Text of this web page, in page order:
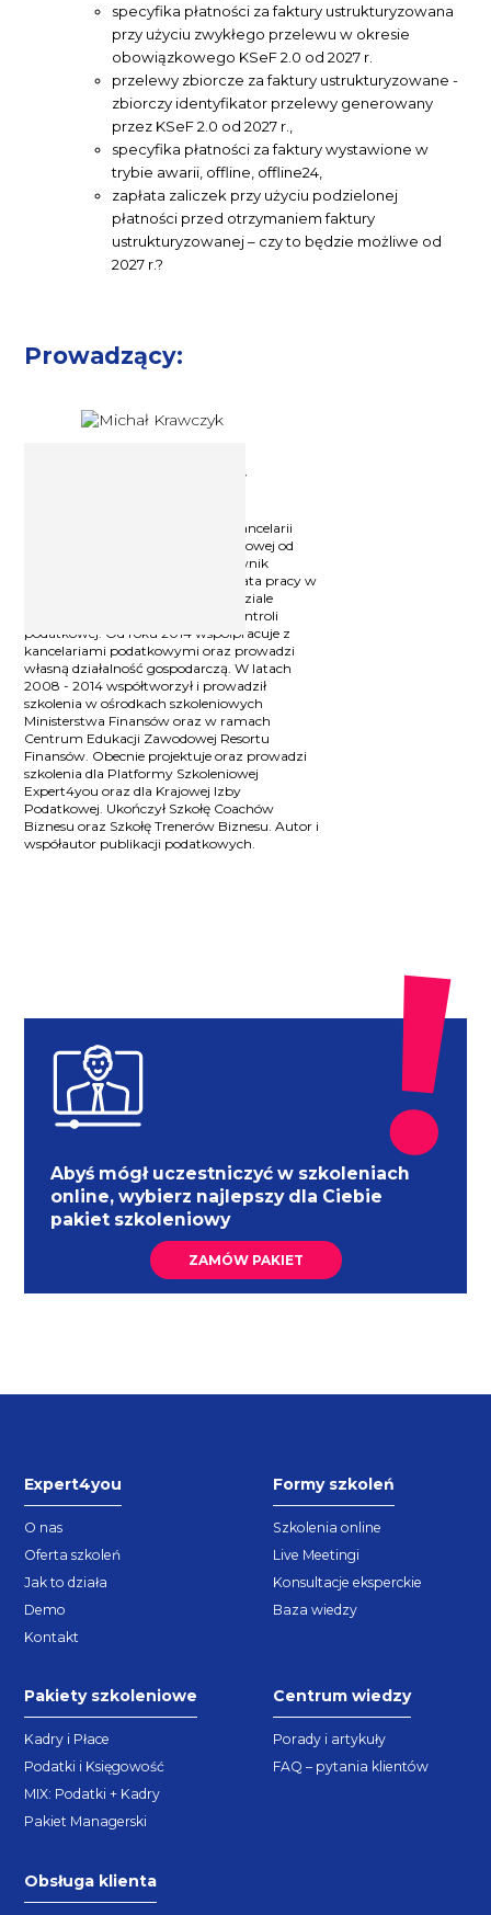
specyfika płatności za faktury ustrukturyzowana
przy użyciu zwykłego przelewu w okresie
obowiązkowego KSeF 2.0 od 2027 r.
przelewy zbiorcze za faktury ustrukturyzowane -
zbiorczy identyfikator przelewy generowany
przez KSeF 2.0 od 2027 r.,
specyfika płatności za faktury wystawione w
trybie awarii, offline, offline24,
zapłata zaliczek przy użyciu podzielonej
płatności przed otrzymaniem faktury
ustrukturyzowanej – czy to będzie możliwe od
2027 r.?
Prowadzący:
Ekspert podatkowy Michał
Ekspert podatkowy, Wspólnik w Kancelarii
KrafTax Sp. z o.o. W branży podatkowej od
1999 r. W latach 1999 - 2014 pracownik
organów podatkowych, w tym 4 lata pracy w
Izbie Skarbowej we Wrocławiu w dziale
podatku VAT oraz 11 lat pracy w kontroli
podatkowej. Od roku 2014 współpracuje z
kancelariami podatkowymi oraz prowadzi
własną działalność gospodarczą. W latach
2008 - 2014 współtworzył i prowadził
szkolenia w ośrodkach szkoleniowych
Ministerstwa Finansów oraz w ramach
Centrum Edukacji Zawodowej Resortu
Finansów. Obecnie projektuje oraz prowadzi
szkolenia dla Platformy Szkoleniowej
Expert4you oraz dla Krajowej Izby
Podatkowej. Ukończył Szkołę Coachów
Biznesu oraz Szkołę Trenerów Biznesu. Autor i
współautor publikacji podatkowych.
Abyś mógł uczestniczyć w szkoleniach
online, wybierz najlepszy dla Ciebie
pakiet szkoleniowy
ZAMÓW PAKIET
Expert4you
O nas
Oferta szkoleń
Jak to działa
Demo
Kontakt
Formy szkoleń
Szkolenia online
Live Meetingi
Konsultacje eksperckie
Baza wiedzy
Pakiety szkoleniowe
Kadry i Płace
Podatki i Księgowość
MIX: Podatki + Kadry
Pakiet Managerski
Centrum wiedzy
Porady i artykuły
FAQ – pytania klientów
Obsługa klienta